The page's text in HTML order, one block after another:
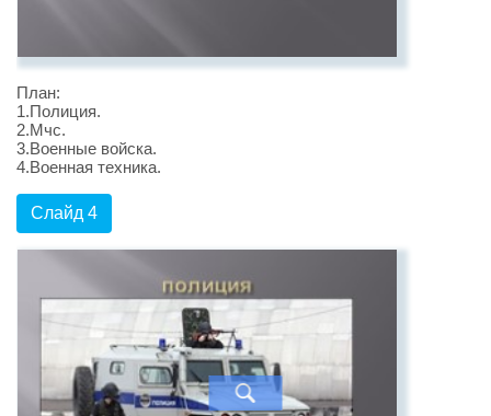
План:
1.Полиция.
2.Мчс.
3.Военные войска.
4.Военная техника.
Слайд 4